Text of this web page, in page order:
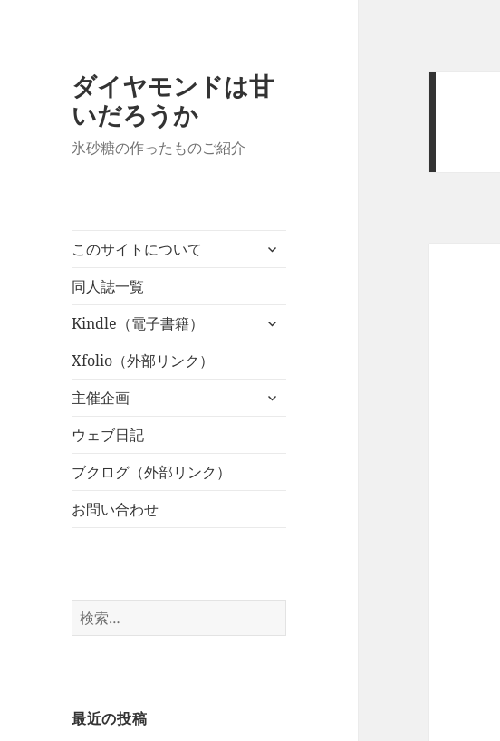
ダイヤモンドは甘
いだろうか
氷砂糖の作ったものご紹介
このサイトについて
サ
ュ
同人誌一覧
Kindle（電子書籍）
サ
ュ
Xfolio（外部リンク）
主催企画
サ
ウェブ日記
ブクログ（外部リンク）
お問い合わせ
検
索:
最近の投稿